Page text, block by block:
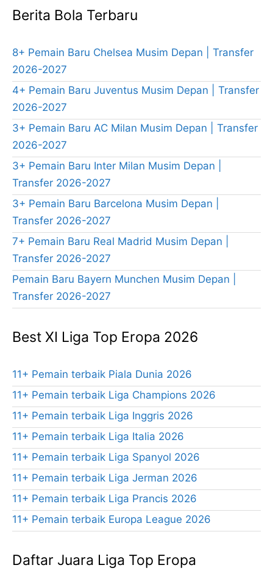
Berita Bola Terbaru
8+ Pemain Baru Chelsea Musim Depan | Transfer
2026-2027
4+ Pemain Baru Juventus Musim Depan | Transfer
2026-2027
3+ Pemain Baru AC Milan Musim Depan | Transfer
2026-2027
3+ Pemain Baru Inter Milan Musim Depan |
Transfer 2026-2027
3+ Pemain Baru Barcelona Musim Depan |
Transfer 2026-2027
7+ Pemain Baru Real Madrid Musim Depan |
Transfer 2026-2027
Pemain Baru Bayern Munchen Musim Depan |
Transfer 2026-2027
Best XI Liga Top Eropa 2026
11+ Pemain terbaik Piala Dunia 2026
11+ Pemain terbaik Liga Champions 2026
11+ Pemain terbaik Liga Inggris 2026
11+ Pemain terbaik Liga Italia 2026
11+ Pemain terbaik Liga Spanyol 2026
11+ Pemain terbaik Liga Jerman 2026
11+ Pemain terbaik Liga Prancis 2026
11+ Pemain terbaik Europa League 2026
Daftar Juara Liga Top Eropa